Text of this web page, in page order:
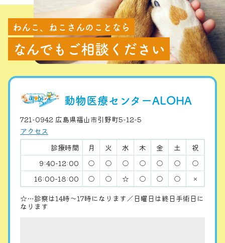
わんこ、ねこさんのことなら
なんでもご相談ください
動物医療センターALOHA
721-0942 広島県福山市引野町5-12-5
アクセス
診療時間
月 火 水 木 金 土
祝
9:40-12:00
○ ○ ○ ○ ○ ○
○
16:00-18:00
○ ○ ☆ ○ ○ ○
×
☆…診察は14時〜17時になります／日曜日は終日手術日に
なります